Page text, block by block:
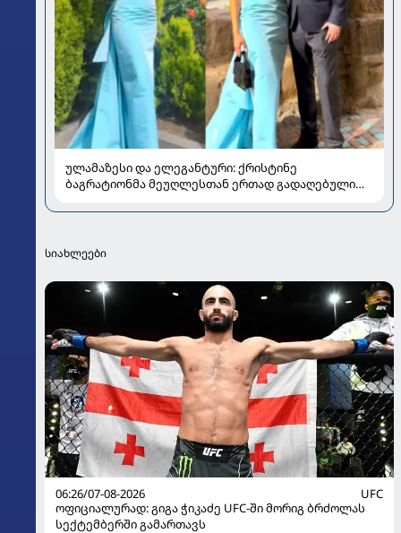
ულამაზესი და ელეგანტური: ქრისტინე
ბაგრატიონმა მეუღლესთან ერთად გადაღებული
სიახლეები
06:26/07-08-2026
UFC
ოფიციალურად: გიგა ჭიკაძე UFC-ში მორიგ ბრძოლას
სექტემბერში გამართავს